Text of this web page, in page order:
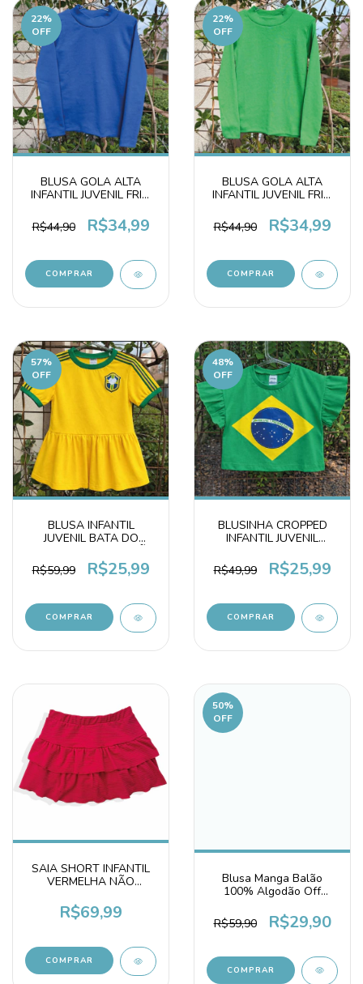
22%
OFF
BLUSA GOLA ALTA
INFANTIL JUVENIL FRIO
ALGODÃO AZUL
R$44,90 R$34,99
COMPRAR
22%
OFF
BLUSA GOLA ALTA
INFANTIL JUVENIL FRIO
R$44,90
R$34,99
COMPRAR
57%
OFF
BLUSA INFANTIL
JUVENIL BATA DO
AMARELA
R$59,99 R$25,99
COMPRAR
48%
OFF
BLUSINHA CROPPED
INFANTIL JUVENIL
100% ALGODÃO
R$49,99 R$25,99
COMPRAR
SAIA SHORT INFANTIL
VERMELHA NÃO
ANARRUGA
R$69,99
COMPRAR
50%
OFF
Blusa Manga Balão
100% Algodão Off
R$59,90
R$29,90
COMPRAR